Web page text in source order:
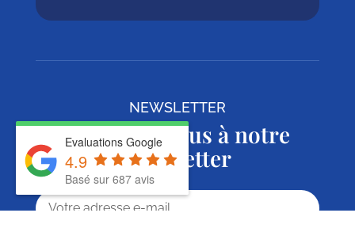
Evaluations Google
4.9
Basé sur 687 avis
NEWSLETTER
Abonnez-vous à notre
Newsletter